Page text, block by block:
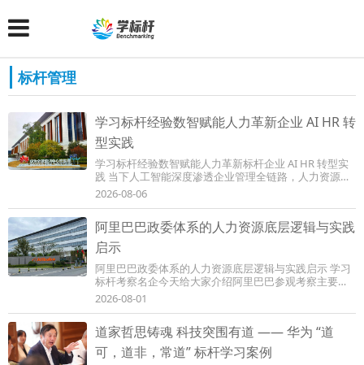
标杆管理
学习标杆经验数智赋能人力革新企业 AI HR 转
型实践
学习标杆经验数智赋能人力革新标杆企业 AI HR 转型实
践 当下人工智能深度渗透企业管理全链路，人力资源管
理正从传统事务型管控，转向以 AI 为底座、以...
2026-08-06
阿里巴巴政委体系的人力资源底层逻辑与实践
启示
阿里巴巴政委体系的人力资源底层逻辑与实践启示 学习
标杆考察名企今天给大家介绍阿里巴巴参观考察主要学
习内容人力资源标杆管理经验。要了解阿里巴...
2026-08-01
道家哲思铸魂 科技突围有道 —— 华为 “道
可，道非，常道” 标杆学习案例